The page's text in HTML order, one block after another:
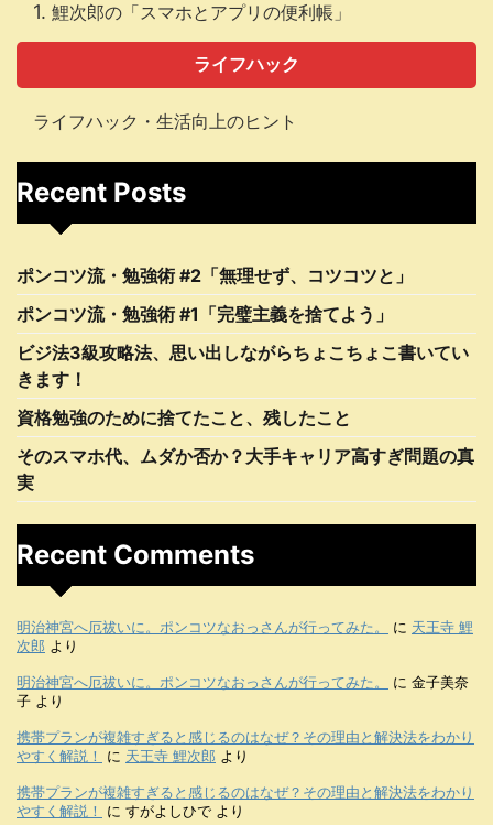
鯉次郎の「スマホとアプリの便利帳」
ライフハック
ライフハック・生活向上のヒント
Recent Posts
ポンコツ流・勉強術 #2「無理せず、コツコツと」
ポンコツ流・勉強術 #1「完璧主義を捨てよう」
ビジ法3級攻略法、思い出しながらちょこちょこ書いてい
きます！
資格勉強のために捨てたこと、残したこと
そのスマホ代、ムダか否か？大手キャリア高すぎ問題の真
実
Recent Comments
明治神宮へ厄祓いに。ポンコツなおっさんが行ってみた。 に 天王寺 鯉
次郎 より
明治神宮へ厄祓いに。ポンコツなおっさんが行ってみた。 に 金子美奈
子 より
携帯プランが複雑すぎると感じるのはなぜ？その理由と解決法をわかり
やすく解説！
に 天王寺 鯉次郎 より
携帯プランが複雑すぎると感じるのはなぜ？その理由と解決法をわかり
やすく解説！
に すがよしひで より